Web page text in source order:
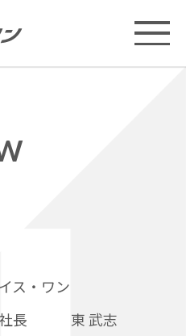
ス・ワン
社長 東 武志